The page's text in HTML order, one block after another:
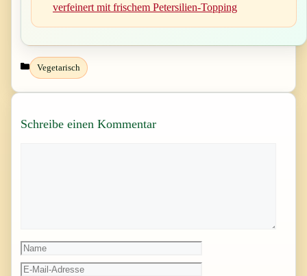
verfeinert mit frischem Petersilien-Topping
Kategorien
Vegetarisch
Schreibe einen Kommentar
Name
E-